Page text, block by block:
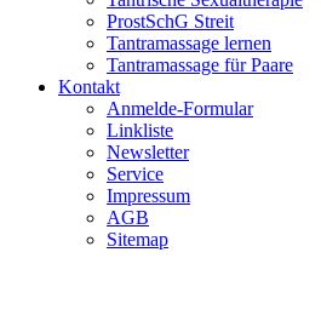
ProstSchG Streit
Tantramassage lernen
Tantramassage für Paare
Kontakt
Anmelde-Formular
Linkliste
Newsletter
Service
Impressum
AGB
Sitemap